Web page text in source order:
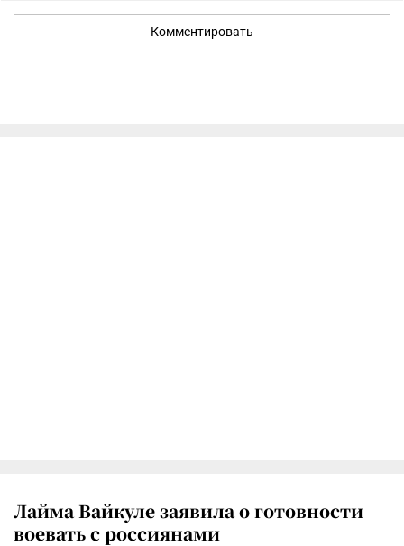
Комментировать
Лайма Вайкуле заявила о готовности
воевать с россиянами